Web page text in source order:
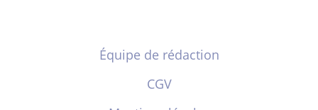
Équipe de rédaction
CGV